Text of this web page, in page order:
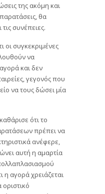
της ακόμη και
θα
συνέπειες.
οι συγκεκριμένες
να
και δεν
γεγονός που
να τους δώσει μία
ότι το
πρέπει να
ανέφερε,
αυτή η αμαρτία
η αγορά χρειάζεται